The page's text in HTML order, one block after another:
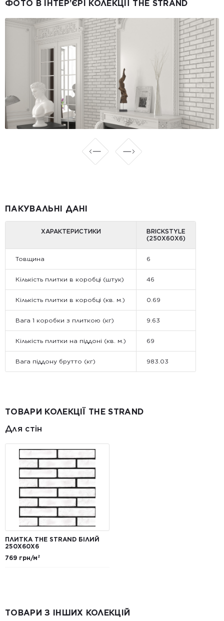
ФОТО В ІНТЕР’ЄРІ КОЛЕКЦІЇ THE STRAND
ПАКУВАЛЬНІ ДАНІ
ХАРАКТЕРИСТИКИ
BRICKSTYLE
(250Х60Х6)
Товщина 6
Кількість плитки в коробці (штук) 46
Кількість плитки в коробці (кв. м.) 0.69
Вага 1 коробки з плиткою (кг) 9.63
Кількість плитки на піддоні (кв. м.) 69
Вага піддону брутто (кг) 983.03
ТОВАРИ КОЛЕКЦІЇ THE STRAND
Для стін
ПЛИТКА THE STRAND БІЛИЙ
250Х60Х6
769 грн/м²
ТОВАРИ З ІНШИХ КОЛЕКЦІЙ